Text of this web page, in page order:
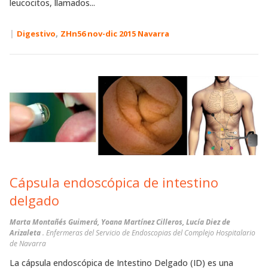
leucocitos, llamados...
| Digestivo, ZHn56 nov-dic 2015 Navarra
Cápsula endoscópica de intestino
delgado
Marta Montañés Guimerá, Yoana Martínez Cilleros, Lucía Diez de
Arizaleta. Enfermeras del Servicio de Endoscopias del Complejo Hospitalario
de Navarra
La cápsula endoscópica de Intestino Delgado (ID) es una